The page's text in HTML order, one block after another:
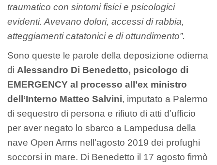
traumatico con sintomi fisici e psicologici
evidenti. Avevano dolori, accessi di rabbia,
atteggiamenti catatonici e di ottundimento”.
Sono queste le parole della deposizione odierna
di Alessandro Di Benedetto, psicologo di
EMERGENCY al processo all’ex ministro
dell’Interno Matteo Salvini, imputato a Palermo
di sequestro di persona e rifiuto di atti d’ufficio
per aver negato lo sbarco a Lampedusa della
nave Open Arms nell’agosto 2019 dei profughi
soccorsi in mare. Di Benedetto il 17 agosto firmò